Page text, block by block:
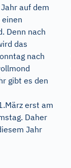
auf dem
Denn nach
das
nach
gibt es den
erst am
Daher
Jahr